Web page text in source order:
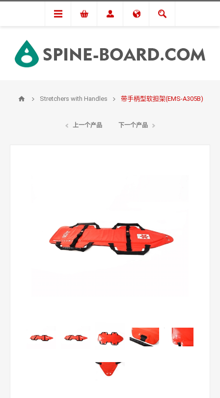
Stretchers with Handles 带手柄型软担架(EMS-A305B)
上一个产品 下一个产品